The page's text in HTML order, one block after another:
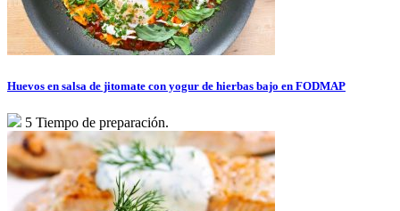
Huevos en salsa de jitomate con yogur de hierbas bajo en FODMAP
5 Tiempo de preparación.